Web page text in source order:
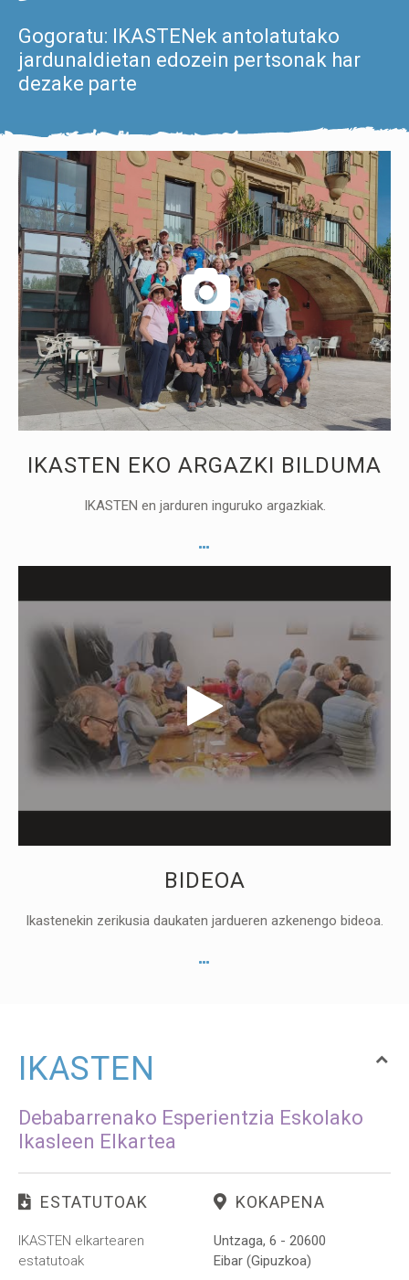
Gogoratu: IKASTENek antolatutako
jardunaldietan edozein pertsonak har
dezake parte
IKASTEN EKO ARGAZKI BILDUMA
IKASTEN en jarduren inguruko argazkiak.
BIDEOA
Ikastenekin zerikusia daukaten jardueren azkenengo bideoa.
IKASTEN
Debabarrenako Esperientzia Eskolako
Ikasleen Elkartea
ESTATUTOAK
IKASTEN elkartearen
estatutoak
KOKAPENA
Untzaga, 6 - 20600
Eibar (Gipuzkoa)